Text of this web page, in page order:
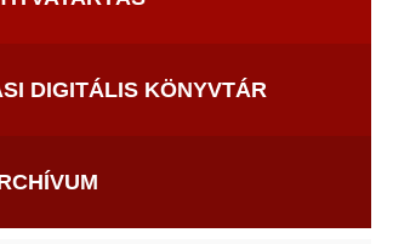
DIGITÁLIS KÖNYVTÁR